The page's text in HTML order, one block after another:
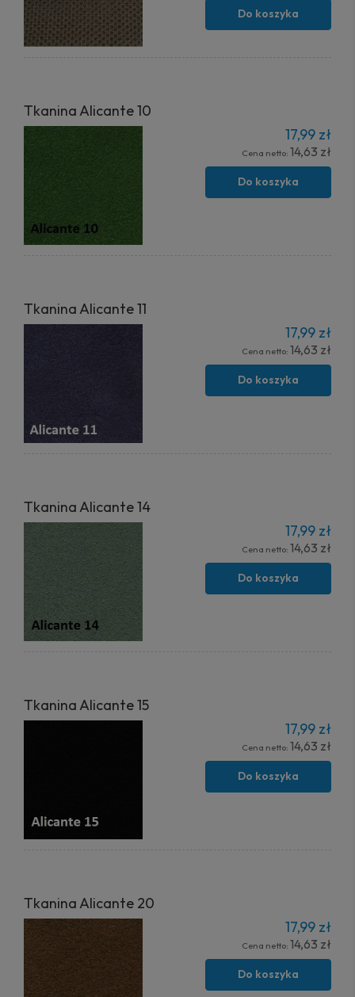
Do koszyka
Tkanina Alicante 10
17,99 zł
Cena netto: 14,63 zł
Do koszyka
Tkanina Alicante 11
17,99 zł
Cena netto: 14,63 zł
Do koszyka
Tkanina Alicante 14
17,99 zł
Cena netto: 14,63 zł
Do koszyka
Tkanina Alicante 15
17,99 zł
Cena netto: 14,63 zł
Do koszyka
Tkanina Alicante 20
17,99 zł
Cena netto: 14,63 zł
Do koszyka